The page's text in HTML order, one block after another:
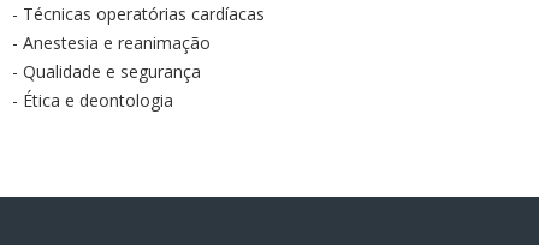
- Técnicas operatórias cardíacas
- Anestesia e reanimação
- Qualidade e segurança
- Ética e deontologia